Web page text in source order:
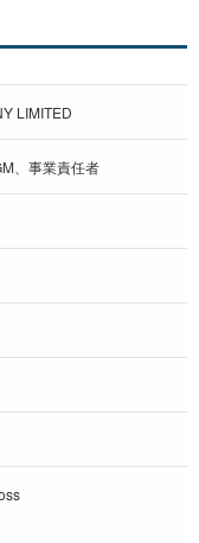
LIMITED
、事業責任者